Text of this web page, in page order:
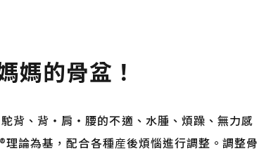
媽的骨盆！
背、背・肩・腰的不適、水腫、煩躁、無力感
論為基，配合各種産後煩惱進行調整。調整骨